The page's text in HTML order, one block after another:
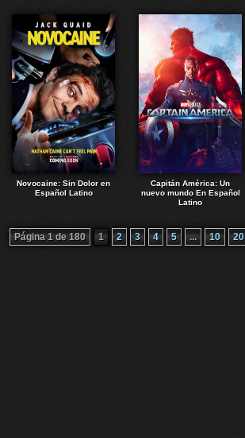
Novocaine: Sin Dolor en
Español Latino
Capitán América: Un
nuevo mundo En Español
Latino
Página 1 de 180 1 2 3 4 5 ... 10 20